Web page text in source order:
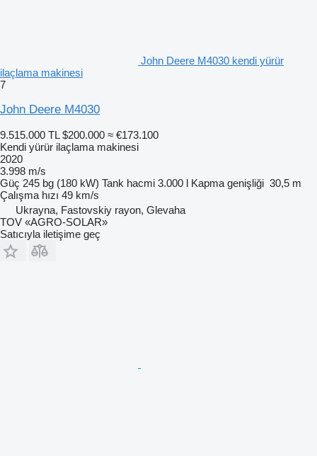
John Deere M4030 kendi yürür
ilaçlama makinesi
7
John Deere M4030
9.515.000 TL $200.000 ≈ €173.100
Kendi yürür ilaçlama makinesi
2020
3.998 m/s
Güç 245 bg (180 kW) Tank hacmi 3.000 l Kapma genişliği 30,5 m
Çalışma hızı 49 km/s
Ukrayna, Fastovskiy rayon, Glevaha
TOV «AGRO-SOLAR»
Satıcıyla iletişime geç